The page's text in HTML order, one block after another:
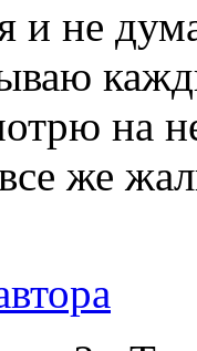
и не
на
же